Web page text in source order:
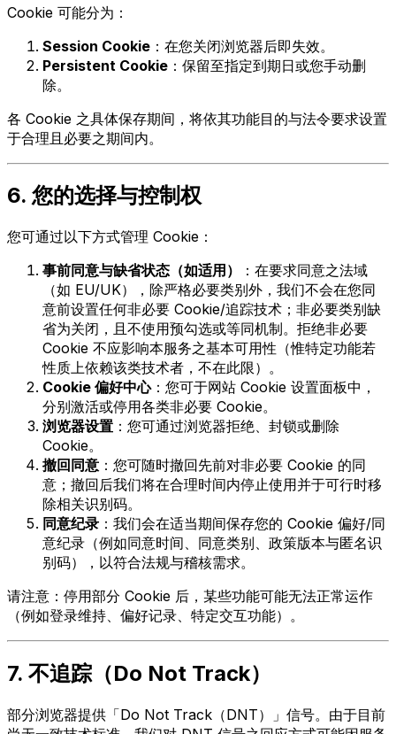
Cookie 可能分为：
Session Cookie ：在您关闭浏览器后即失效。
Persistent Cookie ：保留至指定到期日或您手动删
除。
各 Cookie 之具体保存期间，将依其功能目的与法令要求设置
于合理且必要之期间内。
6. 您的选择与控制权
您可通过以下方式管理 Cookie：
事前同意与缺省状态（如适用）
：在要求同意之法域
（如 EU/UK），除严格必要类别外，我们不会在您同
意前设置任何非必要 Cookie/追踪技术；非必要类别缺
省为关闭，且不使用预勾选或等同机制。拒绝非必要
Cookie 不应影响本服务之基本可用性（惟特定功能若
性质上依赖该类技术者，不在此限）。
Cookie 偏好中心：您可于网站 Cookie 设置面板中，
分别激活或停用各类非必要 Cookie。
浏览器设置 ：您可通过浏览器拒绝、封锁或删除
Cookie。
撤回同意 ：您可随时撤回先前对非必要 Cookie 的同
意；撤回后我们将在合理时间内停止使用并于可行时移
除相关识别码。
同意纪录 ：我们会在适当期间保存您的 Cookie 偏好/同
意纪录（例如同意时间、同意类别、政策版本与匿名识
别码），以符合法规与稽核需求。
请注意：停用部分 Cookie 后，某些功能可能无法正常运作
（例如登录维持、偏好记录、特定交互功能）。
7. 不追踪（Do Not Track）
部分浏览器提供「Do Not Track（DNT）」信号。由于目前